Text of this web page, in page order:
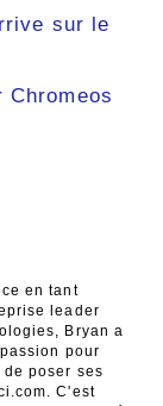
sur le
Chromeos
en tant
leader
Bryan a
pour
poser ses
C'est